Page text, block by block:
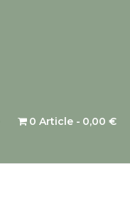
0 Article 0,00 €